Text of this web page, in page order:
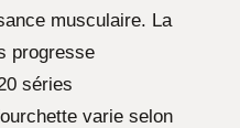
musculaire. La
progresse
séries
varie selon